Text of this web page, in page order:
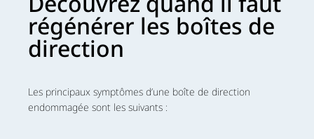
régénérer les boîtes de
direction
Les principaux symptômes d’une boîte de direction
endommagée sont les suivants :